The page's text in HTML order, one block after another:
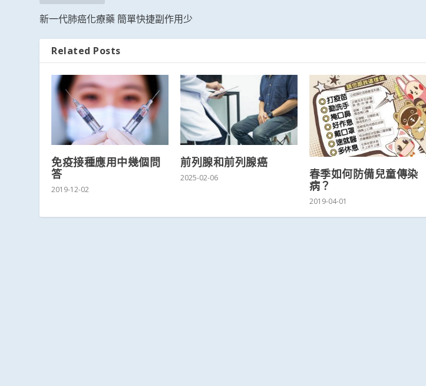
新一代肺癌化療藥 簡單快捷副作用少
Related Posts
免疫接種應用中幾個問
答
2019-12-02
前列腺和前列腺癌
2025-02-06
春季如何防備兒童傳染
病？
2019-04-01